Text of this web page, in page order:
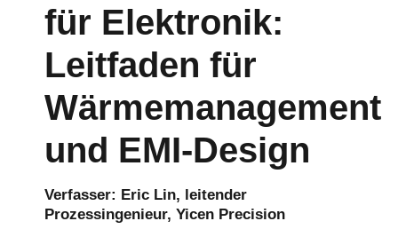
für Elektronik:
Leitfaden für
Wärmemanagement
und EMI-Design
Verfasser: Eric Lin, leitender
Prozessingenieur, Yicen Precision